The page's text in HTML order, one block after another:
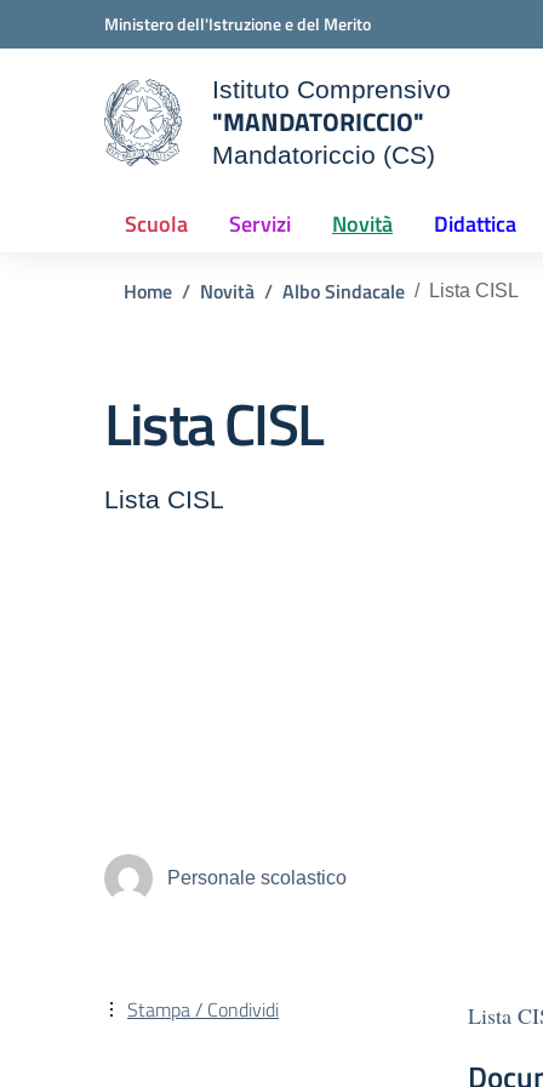
Vai ai contenuti
Vai al menu di navigazioneMinistero dell'Istruzione e del Merito
della scuola
Istituto Comprensivo
"MANDATORICCIO"
Mandatoriccio (CS)
Scuola Servizi Novità Didattica
Home Novità Albo Sindacale Lista CISL
Lista CISL
Lista CISL
Personale scolastico
Lista
Stampa / Condividi